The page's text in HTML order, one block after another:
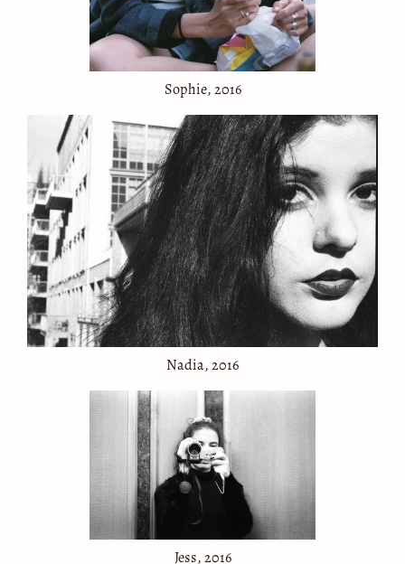
Sophie, 2016
Nadia, 2016
Jess, 2016